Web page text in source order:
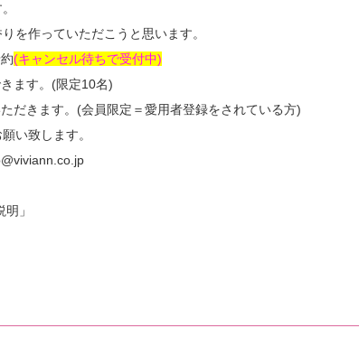
を作っていただこうと思います。
(キャンセル待ちで受付中)
ます。(限定10名)
だきます。(会員限定＝愛用者登録をされている方)
い致します。
」